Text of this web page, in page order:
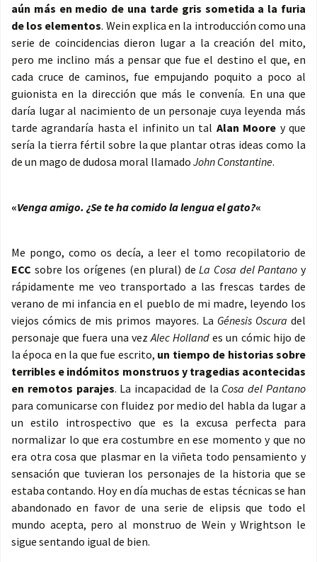
aún más en medio de una tarde gris sometida a la furia
de los elementos. Wein explica en la introducción como una
serie de coincidencias dieron lugar a la creación del mito,
pero me inclino más a pensar que fue el destino el que, en
cada cruce de caminos, fue empujando poquito a poco al
guionista en la dirección que más le convenía. En una que
daría lugar al nacimiento de un personaje cuya leyenda más
tarde agrandaría hasta el infinito un tal Alan Moore y que
sería la tierra fértil sobre la que plantar otras ideas como la
de un mago de dudosa moral llamado John Constantine.
«Venga amigo. ¿Se te ha comido la lengua el gato?«
Me pongo, como os decía, a leer el tomo recopilatorio de
ECC sobre los orígenes (en plural) deLa Cosa del Pantano y
rápidamente me veo transportado a las frescas tardes de
verano de mi infancia en el pueblo de mi madre, leyendo los
viejos cómics de mis primos mayores. La Génesis Oscura del
personaje que fuera una vezAlec Holland es un cómic hijo de
la época en la que fue escrito, un tiempo de historias sobre
terribles e indómitos monstruos y tragedias acontecidas
en remotos parajes. La incapacidad de la Cosa del Pantano
para comunicarse con fluidez por medio del habla da lugar a
un estilo introspectivo que es la excusa perfecta para
normalizar lo que era costumbre en ese momento y que no
era otra cosa que plasmar en la viñeta todo pensamiento y
sensación que tuvieran los personajes de la historia que se
estaba contando. Hoy en día muchas de estas técnicas se han
abandonado en favor de una serie de elipsis que todo el
mundo acepta, pero al monstruo de Wein y Wrightson le
sigue sentando igual de bien.